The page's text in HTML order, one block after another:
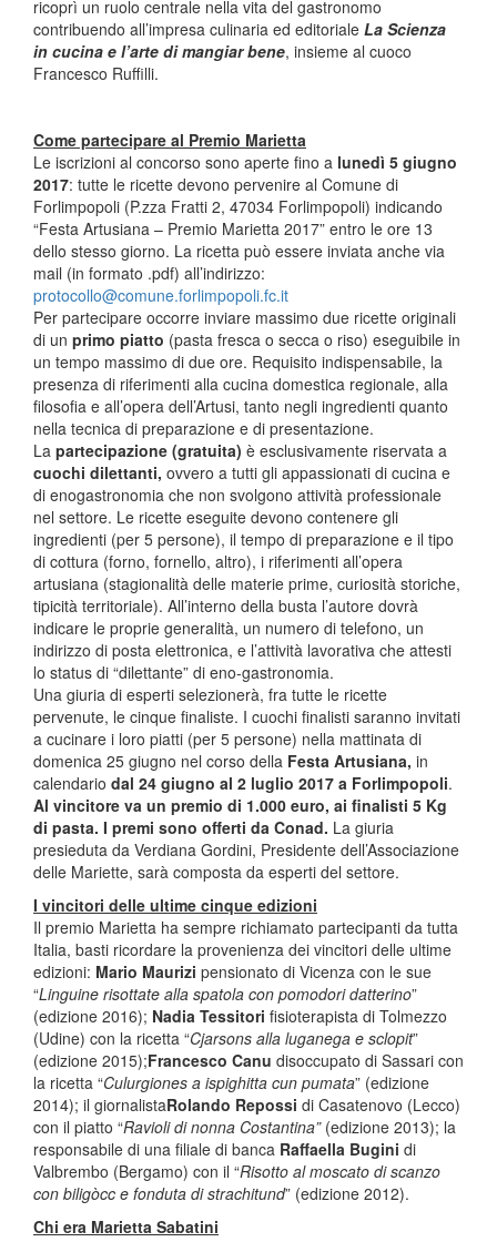
ricoprì un ruolo centrale nella vita del gastronomo
contribuendo all’impresa culinaria ed editoriale La Scienza
in cucina e l’arte di mangiar bene, insieme al cuoco
Francesco Ruffilli.
Come partecipare al Premio Marietta
Le iscrizioni al concorso sono aperte fino a lunedì 5 giugno
2017: tutte le ricette devono pervenire al Comune di
Forlimpopoli (P.zza Fratti 2, 47034 Forlimpopoli) indicando
“Festa Artusiana – Premio Marietta 2017” entro le ore 13
dello stesso giorno. La ricetta può essere inviata anche via
mail (in formato .pdf) all’indirizzo:
protocollo@comune.forlimpopoli.fc.it
Per partecipare occorre inviare massimo due ricette originali
di un primo piatto (pasta fresca o secca o riso) eseguibile in
un tempo massimo di due ore. Requisito indispensabile, la
presenza di riferimenti alla cucina domestica regionale, alla
filosofia e all’opera dell’Artusi, tanto negli ingredienti quanto
nella tecnica di preparazione e di presentazione.
La partecipazione (gratuita) è esclusivamente riservata a
cuochi dilettanti, ovvero a tutti gli appassionati di cucina e
di enogastronomia che non svolgono attività professionale
nel settore. Le ricette eseguite devono contenere gli
ingredienti (per 5 persone), il tempo di preparazione e il tipo
di cottura (forno, fornello, altro), i riferimenti all’opera
artusiana (stagionalità delle materie prime, curiosità storiche,
tipicità territoriale). All’interno della busta l’autore dovrà
indicare le proprie generalità, un numero di telefono, un
indirizzo di posta elettronica, e l’attività lavorativa che attesti
lo status di “dilettante” di eno-gastronomia.
Una giuria di esperti selezionerà, fra tutte le ricette
pervenute, le cinque finaliste. I cuochi finalisti saranno invitati
a cucinare i loro piatti (per 5 persone) nella mattinata di
domenica 25 giugno nel corso della Festa Artusiana, in
calendario dal 24 giugno al 2 luglio 2017 a Forlimpopoli.
Al vincitore va un premio di 1.000 euro, ai finalisti 5 Kg
di pasta. I premi sono offerti da Conad. La giuria
presieduta da Verdiana Gordini, Presidente dell’Associazione
delle Mariette, sarà composta da esperti del settore.
I vincitori delle ultime cinque edizioni
Il premio Marietta ha sempre richiamato partecipanti da tutta
Italia, basti ricordare la provenienza dei vincitori delle ultime
edizioni: Mario Maurizi pensionato di Vicenza con le sue
“Linguine risottate alla spatola con pomodori datterino”
(edizione 2016); Nadia Tessitori fisioterapista di Tolmezzo
(Udine) con la ricetta “Cjarsons alla luganega e sclopit”
(edizione 2015);Francesco Canu disoccupato di Sassari con
la ricetta “Culurgiones a ispighitta cun pumata” (edizione
2014); il giornalistaRolando Repossi di Casatenovo (Lecco)
con il piatto “Ravioli di nonna Costantina”(edizione 2013); la
responsabile di una filiale di banca Raffaella Bugini di
Valbrembo (Bergamo) con il “Risotto al moscato di scanzo
con biligòcc e fonduta di strachitund” (edizione 2012).
Chi era Marietta Sabatini